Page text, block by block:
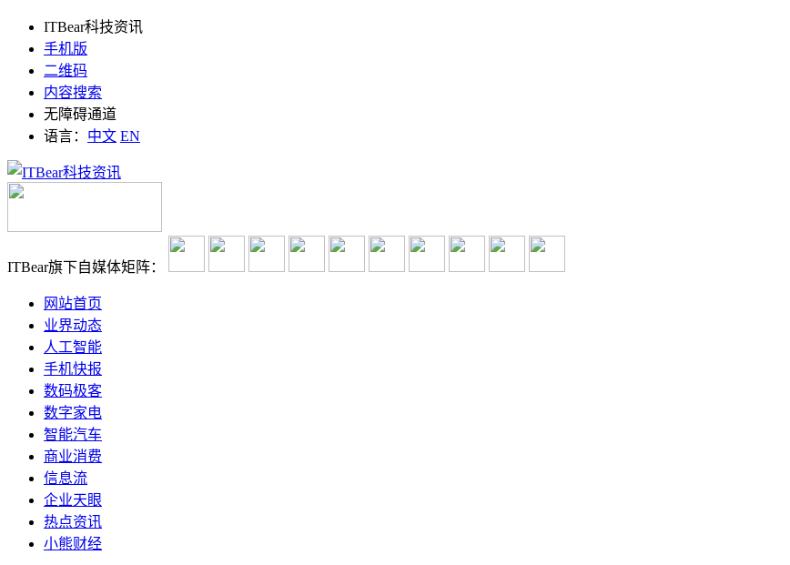
ITBear科技资讯
手机版
二维码
内容搜索
无障碍通道
语言： 中文 EN
ITBear旗下自媒体矩阵：
网站首页
业界动态
人工智能
手机快报
数码极客
数字家电
智能汽车
商业消费
信息流
企业天眼
热点资讯
小熊财经
华为Mate 90系列9月发布！首发韬定律麒麟芯片
小米REDMI Note 17系列系统升级，微信等常用App获专属优化，操作更流畅
新国标落地！新能源电车安全升级：电池门把手双防线筑牢安全底线